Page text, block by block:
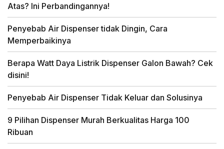
Atas? Ini Perbandingannya!
Penyebab Air Dispenser tidak Dingin, Cara
Memperbaikinya
Berapa Watt Daya Listrik Dispenser Galon Bawah? Cek
disini!
Penyebab Air Dispenser Tidak Keluar dan Solusinya
9 Pilihan Dispenser Murah Berkualitas Harga 100
Ribuan